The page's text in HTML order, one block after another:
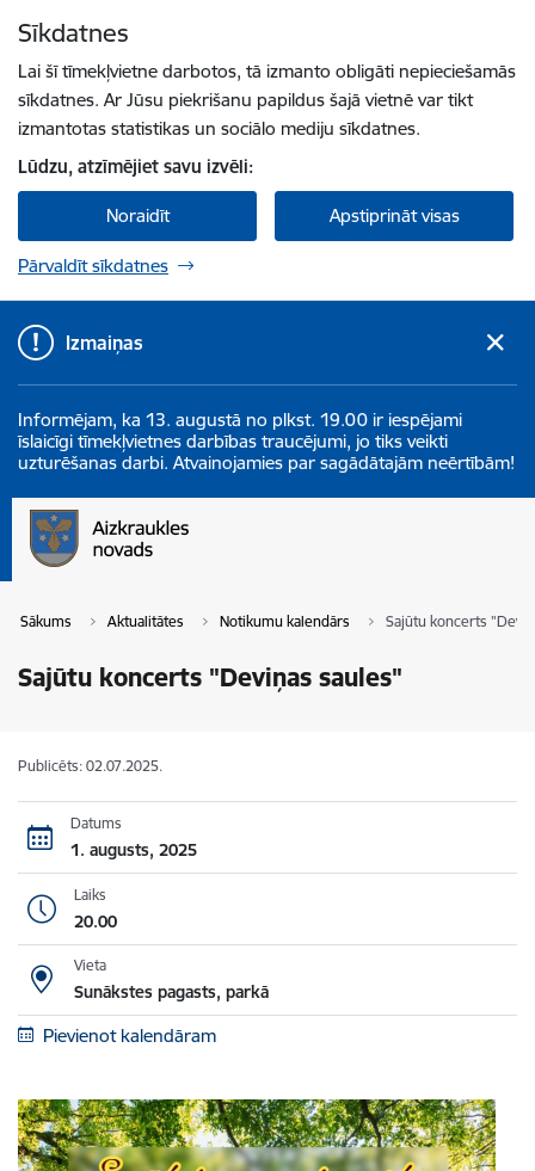
Sīkdatnes
Lai šī tīmekļvietne darbotos, tā izmanto obligāti nepieciešamās
sīkdatnes. Ar Jūsu piekrišanu papildus šajā vietnē var tikt
izmantotas statistikas un sociālo mediju sīkdatnes.
Lūdzu, atzīmējiet savu izvēli:
Noraidīt Apstiprināt visas
Pārvaldīt sīkdatnes
Izmaiņas
Informējam, ka 13. augustā no plkst. 19.00 ir iespējami
īslaicīgi tīmekļvietnes darbības traucējumi, jo tiks veikti
uzturēšanas darbi. Atvainojamies par sagādātajām neērtībām!
Sākums Aktualitātes Notikumu kalendārs Sajūtu koncerts
Sajūtu koncerts "Deviņas saules"
Publicēts: 02.07.2025.
Datums
1. augusts, 2025
Laiks
20.00
Vieta
Sunākstes pagasts, parkā
Pievienot kalendāram